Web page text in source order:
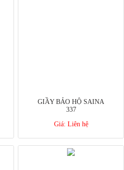
GIẦY BẢO HỘ SAINA
337
Giá: Liên hệ